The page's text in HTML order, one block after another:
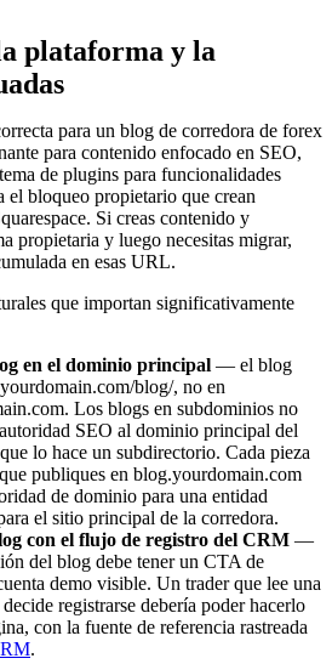
plataforma y la
para un blog de corredora de forex
para contenido enfocado en SEO,
de plugins para funcionalidades
el bloqueo propietario que crean
Si creas contenido y
propietaria y luego necesitas migrar,
en esas URL.
que importan significativamente
en el dominio principal — el blog
blog/, no en
Los blogs en subdominios no
SEO al dominio principal del
lo hace un subdirectorio. Cada pieza
publiques en blog.yourdomain.com
de dominio para una entidad
el sitio principal de la corredora.
con el flujo de registro del CRM —
del blog debe tener un CTA de
demo visible. Un trader que lee una
registrarse debería poder hacerlo
con la fuente de referencia rastreada
.